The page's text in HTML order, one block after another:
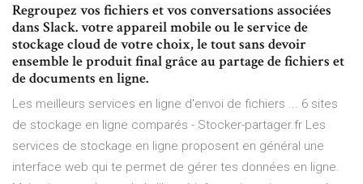
Regroupez vos fichiers et vos conversations associées
dans Slack. votre appareil mobile ou le service de
stockage cloud de votre choix, le tout sans devoir
ensemble le produit final grâce au partage de fichiers et
de documents en ligne.
Les meilleurs services en ligne d'envoi de fichiers ... 6 sites
de stockage en ligne comparés - Stocker-partager.fr Les
services de stockage en ligne proposent en général une
interface web qui te permet de gérer tes données en ligne.